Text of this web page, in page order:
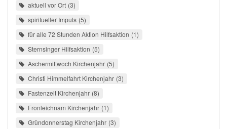
aktuell vor Ort 3
spiritueller Impuls 5
für alle 72 Stunden Aktion Hilfsaktion 1
Sternsinger Hilfsaktion 5
Aschermittwoch Kirchenjahr 5
Christi Himmelfahrt Kirchenjahr 3
Fastenzeit Kirchenjahr 8
Fronleichnam Kirchenjahr 1
Gründonnerstag Kirchenjahr 3